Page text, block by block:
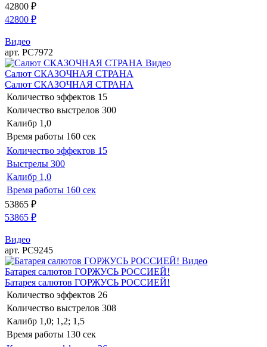
42800 ₽
42800 ₽
Видео
арт. РС7972
Видео
Салют СКАЗОЧНАЯ СТРАНА
Салют СКАЗОЧНАЯ СТРАНА
Количество эффектов 15
Количество выстрелов 300
Калибр 1,0
Время работы 160 сек
Количество эффектов 15
Выстрелы 300
Калибр 1,0
Время работы 160 сек
53865 ₽
53865 ₽
Видео
арт. РС9245
Видео
Батарея салютов ГОРЖУСЬ РОССИЕЙ!
Батарея салютов ГОРЖУСЬ РОССИЕЙ!
Количество эффектов 26
Количество выстрелов 308
Калибр 1,0; 1,2; 1,5
Время работы 130 сек